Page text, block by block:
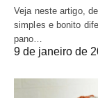
Veja neste artigo,
simples e bonito
pano…
9 de janeiro de